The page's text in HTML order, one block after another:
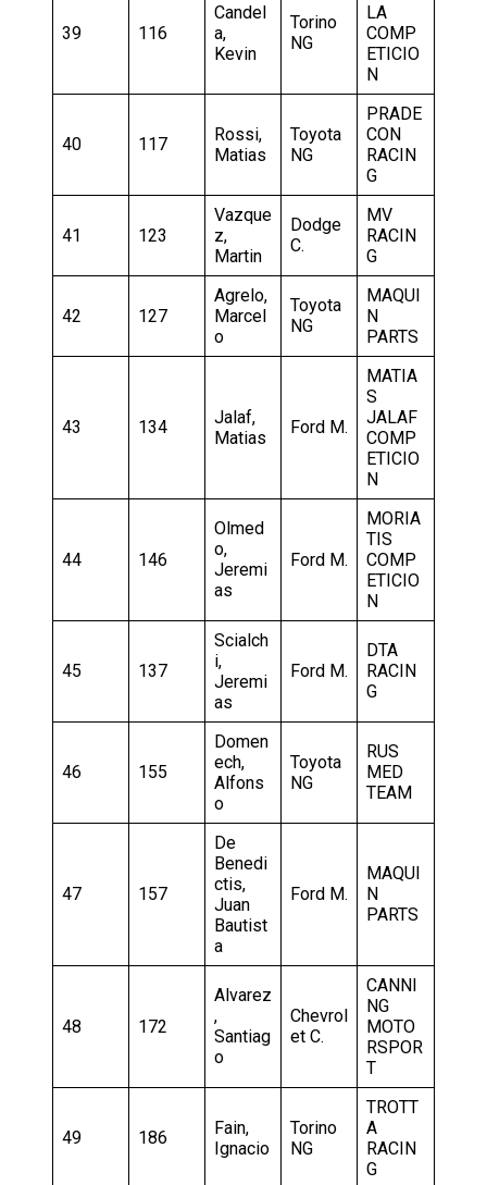
39 116
Candel
a,
Kevin
Torino
NG
LA
COMP
ETICIO
N
40 117
Rossi,
Matias
Toyota
NG
PRADE
CON
RACIN
G
41 123
Vazque
z,
Martin
Dodge
C.
MV
RACIN
G
42 127
Agrelo,
Marcel
o
Toyota
NG
MAQUI
N
PARTS
43 134
Jalaf,
Matias
Ford M.
MATIA
S
JALAF
COMP
ETICIO
N
44 146
Olmed
o,
Jeremi
as
Ford M.
MORIA
TIS
COMP
ETICIO
N
45 137
Scialch
i,
Jeremi
as
Ford M.
DTA
RACIN
G
46 155
Domen
ech,
Alfons
o
Toyota
NG
RUS
MED
TEAM
47 157
De
Benedi
ctis,
Juan
Bautist
a
Ford M.
MAQUI
N
PARTS
48 172
Alvarez
,
Santiag
o
Chevrol
et C.
CANNI
NG
MOTO
RSPOR
T
49 186
Fain,
Ignacio
Torino
NG
TROTT
A
RACIN
G